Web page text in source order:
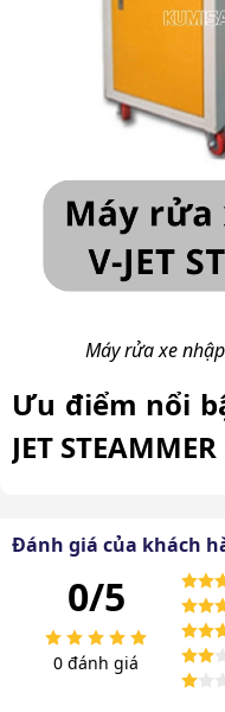
Máy rửa xe nhập
Ưu điểm nổi
JET
rửa hơi nước nóng
suốt thời gian vừa qua.
Máy thiết kế gọn
V-JET STEAMMER
ngay từ cái nhìn đầu
Đánh giá của khách
0/5
0 đánh giá